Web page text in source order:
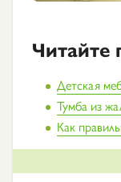
Читайте
Детская
Тумба из
Как